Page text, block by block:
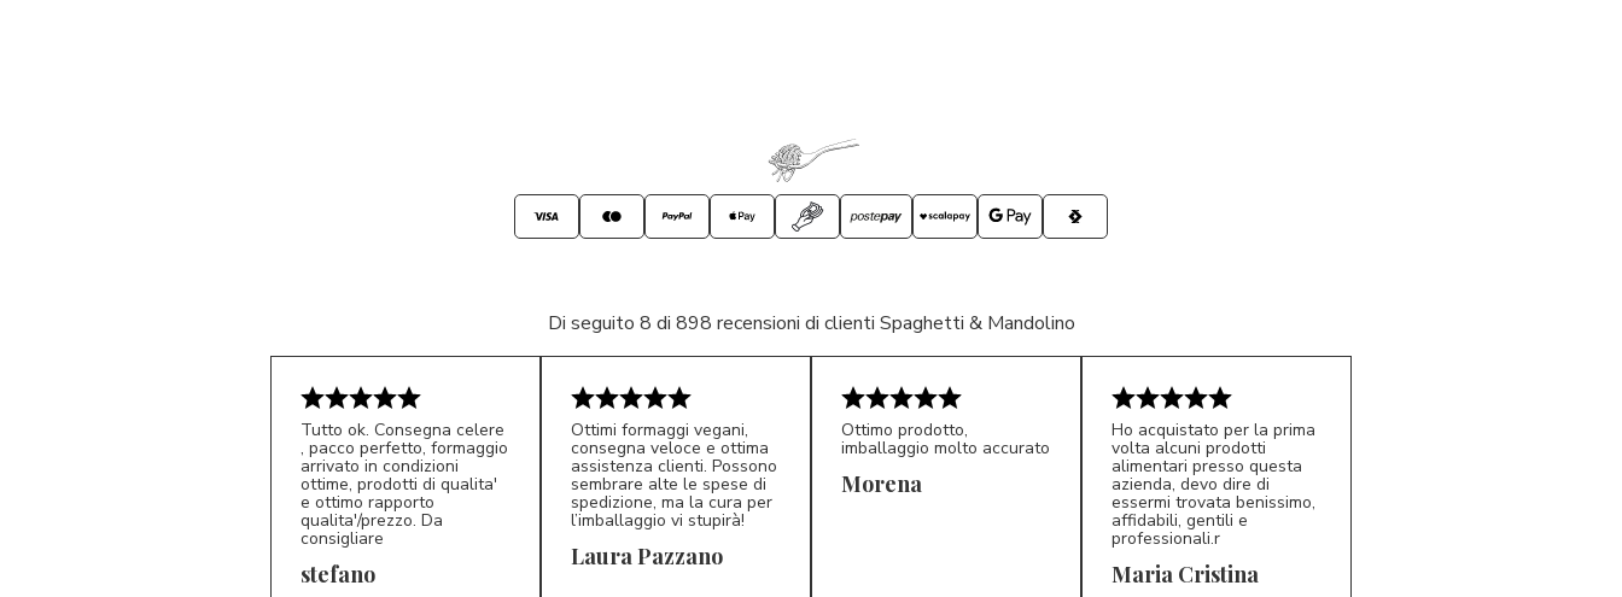
Di seguito 8 di 898 recensioni di clienti Spaghetti & Mandolino
S*
Tutto ok. Consegna celere
, pacco perfetto, formaggio
arrivato in condizioni
ottime, prodotti di qualita'
e ottimo rapporto
qualita'/prezzo. Da
consigliare
stefano LP 5/5
Ottimi formaggi vegani,
consegna veloce e ottima
assistenza clienti. Possono
sembrare alte le spese di
spedizione, ma la cura per
l’imballaggio vi stupirà!
Laura Pazzano
Ottimo prodotto,
imballaggio molto accurato
Morena
MC 5/5
Ho acquistato per la prima
volta alcuni prodotti
alimentari presso questa
azienda, devo dire di
essermi trovata benissimo,
affidabili, gentili e
professionali.r
Maria Cristina